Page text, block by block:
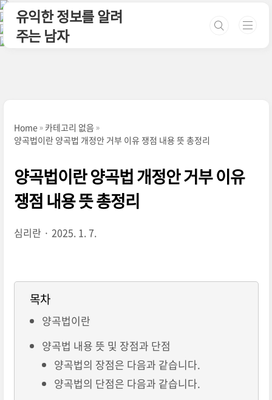
본문 바로가기
유익한 정보를 알려
주는 남자
Home
카테고리 없음
양곡법이란 양곡법 개정안 거부 이유 쟁점 내용 뜻 총정리
양곡법이란 양곡법 개정안 거부 이유
쟁점 내용 뜻 총정리
심리란 2025. 1. 7.
목차
양곡법이란
양곡법 내용 뜻 및 장점과 단점
양곡법의 장점은 다음과 같습니다.
양곡법의 단점은 다음과 같습니다.